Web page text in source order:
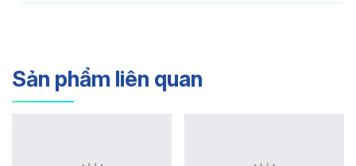
Sản phẩm liên quan